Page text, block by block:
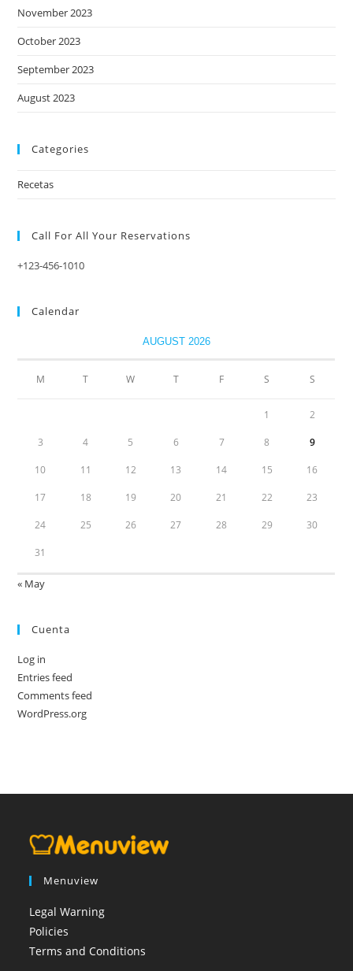
November 2023
October 2023
September 2023
August 2023
Categories
Recetas
Call For All Your​ Reservations
+123-456-1010
Calendar
AUGUST 2026
M T W T F S S
1 2
3 4 5 6 7 8 9
10 11 12 13 14 15 16
17 18 19 20 21 22 23
24 25 26 27 28 29 30
31
« May
Cuenta
Log in
Entries feed
Comments feed
WordPress.org
Menuview
Legal Warning
Policies
Terms and Conditions